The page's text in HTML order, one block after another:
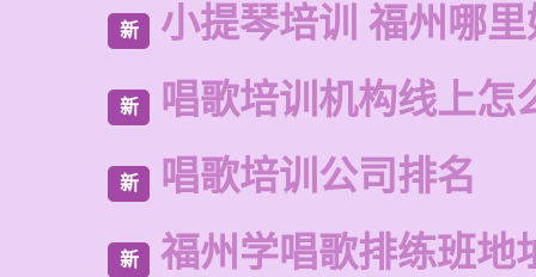
新 小提琴培训 福州哪
新 唱歌培训机构线上怎
新 唱歌培训公司排名
新 福州学唱歌排练班地